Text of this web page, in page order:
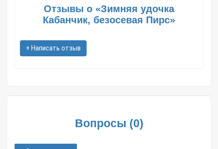
транспортной компании, рассчитают стоимость и сроки
доставки до Вашего населенного пункта.
В такие города как: Москва; Санкт-Петербург; Новосибирск;
Екатеринбург; Казань; Нижний Новгород; Челябинск; Самара;
Зимняя удочка кабанчик, безосевая пирс арт.01719 в интернет
Отзывы о «Зимняя удочка
Кабанчик, безосевая Пирс»
+ Написать отзыв
Вопросы (0)